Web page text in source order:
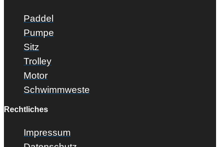
Paddel
Pumpe
Sitz
Trolley
Motor
Schwimmweste
Rechtliches
Impressum